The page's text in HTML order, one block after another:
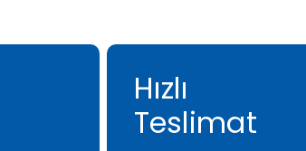
Hızlı
Teslimat